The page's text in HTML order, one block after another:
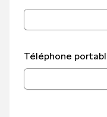
Téléphone